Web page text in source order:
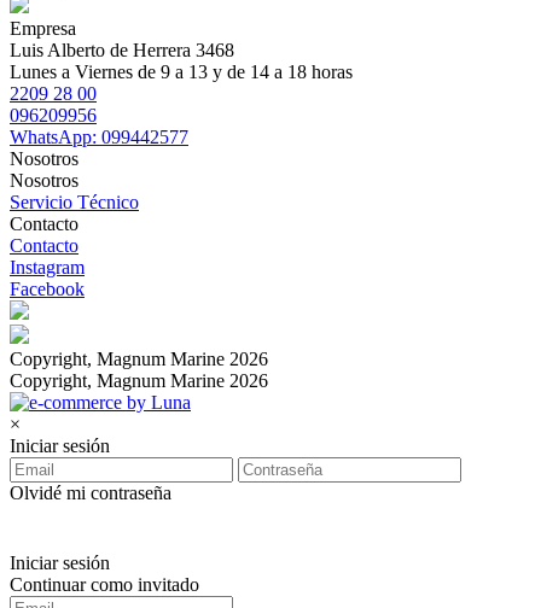
Empresa
Luis Alberto de Herrera 3468
Lunes a Viernes de 9 a 13 y de 14 a 18 horas
2209 28 00
096209956
WhatsApp: 099442577
Nosotros
Nosotros
Servicio Técnico
Contacto
Contacto
Instagram
Facebook
Copyright, Magnum Marine 2026
Copyright, Magnum Marine 2026
×
Iniciar sesión
Olvidé mi contraseña
Iniciar sesión
Continuar como invitado